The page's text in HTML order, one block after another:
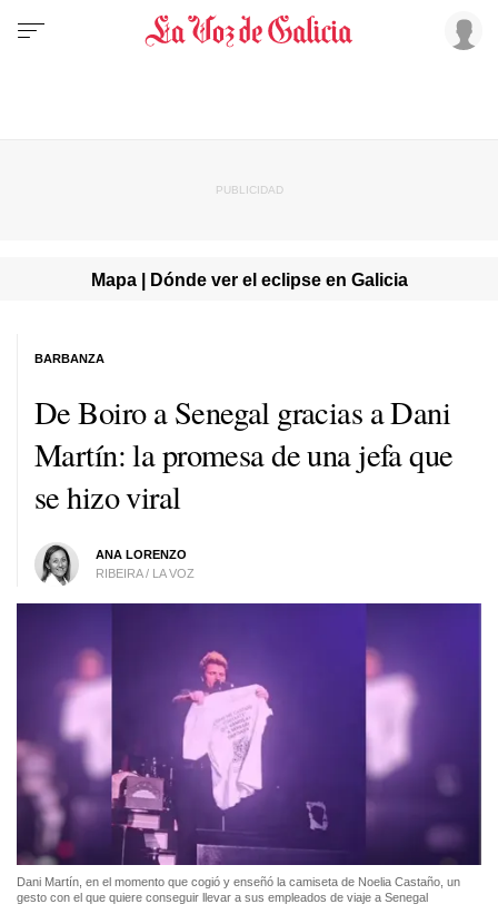
Mapa | Dónde ver el eclipse en Galicia
De Boiro a Senegal gracias a Dani
Martín: la promesa de una jefa que
se hizo viral
ANA LORENZO
RIBEIRA / LA VOZ
BARBANZA
Dani Martín, en el momento que cogió y enseñó la camiseta de Noelia Castaño, un
gesto con el que quiere conseguir llevar a sus empleados de viaje a Senegal